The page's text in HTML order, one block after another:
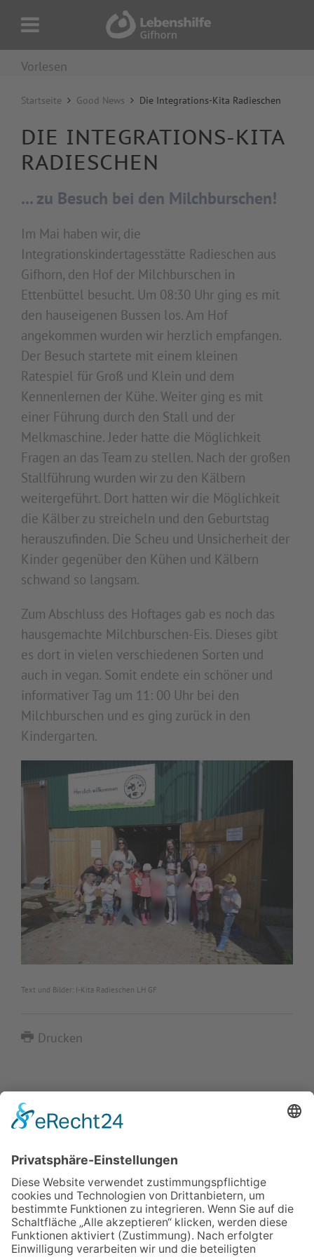
Vorlesen
Startseite Good News Die Integrations-Kita Radieschen
DIE INTEGRATIONS-KITA
RADIESCHEN
... zu Besuch bei den Milchburschen!
Im Mai haben wir, die
Integrationskindertagesstätte Radieschen aus
Gifhorn, den Hof der Milchburschen in
Ettenbüttel besucht. Um 08:30 Uhr ging es mit
den hauseigenen Bussen los. Am Hof
angekommen wurden wir herzlich empfangen.
Der Besuch startete mit einem kleinen
Ratespiel für Groß und Klein und dem
Kennenlernen der Kühe. Weiter ging es mit
einer Führung durch den Stall und der
Melkmaschine. Jeder hatte die Möglichkeit
Fragen an das Team zu stellen. Nach der großen
Stallführung wurden wir zu den Kälbern
weitergeführt. Dort hatten wir die Möglichkeit
die Kälber zu streicheln und den Geburtstag
herauszufinden. Die Scheu und Unsicherheit der
Kinder gegenüber den Kühen und Kälbern
schwand so langsam.
Zum Abschluss des Hoftages gab es noch das
hausgemachte Milchburschen-Eis. Dieses gibt
es dort in vielen verschiedenen Sorten und
auch in vegan. Somit endete ein schöner und
informativer Tag um 11: 00 Uhr bei den
Milchburschen und es ging zurück in den
Kindergarten.
Text und Bilder: I-Kita Radieschen LH GF
Drucken
IMPRESSUM
VERBRAUCHERSTREITBEILEGUNGSGESETZ
HINWEISGEBERSCHUTZGESETZ LINKS/PARTNER
KONTAKT VORLESE-FUNKTION: READSPEAKER